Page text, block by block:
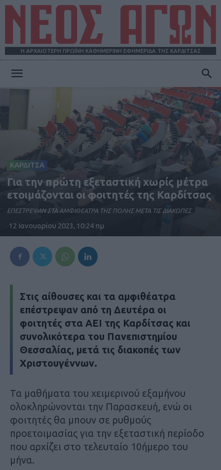
Η ΑΡΧΑΙΟΤΕΡΗ ΠΡΩΪΝΗ ΚΑΘΗΜΕΡΙΝΗ ΕΦΗΜΕΡΙΔΑ ΤΗΣ ΚΑΡΔΙΤΣΑΣ
ΑΓΩΝ
ΚΑΡΔΙΤΣΑ
Για την πρώτη εξεταστική χωρίς μέτρα
ετοιμάζονται οι φοιτητές της Καρδίτσας
ΕΠΕΣΤΡΕΨΑΝ ΣΤΑ ΑΜΦΙΘΕΑΤΡΑ ΤΗΣ ΠΟΛΗΣ ΜΕΤΑ ΤΙΣ ΔΙΑΚΟΠΕΣ
12 Ιανουαρίου 2023, 10:24 πμ
Στις αίθουσες και τα αμφιθέατρα
επέστρεψαν από τη Δευτέρα οι
φοιτητές στα ΑΕΙ της Καρδίτσας και
συνολικότερα του Πανεπιστημίου
Θεσσαλίας, μετά τις διακοπές των
Χριστουγέννων.
Τα μαθήματα του χειμερινού εξαμήνου
ολοκληρώνονται την Παρασκευή, ενώ οι
φοιτητές θα μπουν σε ρυθμούς
προετοιμασίας για την εξεταστική περίοδο
που αρχίζει στο τελευταίο 10ήμερο του
μήνα.